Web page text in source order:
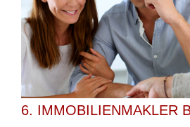
6. IMMOBILIENMAKLER